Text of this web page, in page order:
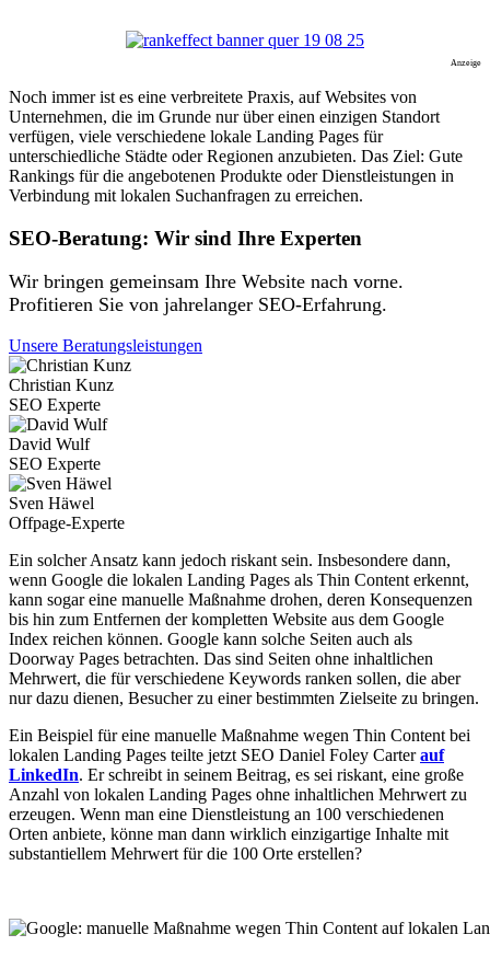
Anzeige
Noch immer ist es eine verbreitete Praxis, auf Websites von
Unternehmen, die im Grunde nur über einen einzigen Standort
verfügen, viele verschiedene lokale Landing Pages für
unterschiedliche Städte oder Regionen anzubieten. Das Ziel: Gute
Rankings für die angebotenen Produkte oder Dienstleistungen in
Verbindung mit lokalen Suchanfragen zu erreichen.
SEO-Beratung: Wir sind Ihre Experten
Wir bringen gemeinsam Ihre Website nach vorne.
Profitieren Sie von jahrelanger SEO-Erfahrung.
Unsere Beratungsleistungen
Christian Kunz
SEO Experte
David Wulf
SEO Experte
Sven Häwel
Offpage-Experte
Ein solcher Ansatz kann jedoch riskant sein. Insbesondere dann,
wenn Google die lokalen Landing Pages als Thin Content erkennt,
kann sogar eine manuelle Maßnahme drohen, deren Konsequenzen
bis hin zum Entfernen der kompletten Website aus dem Google
Index reichen können. Google kann solche Seiten auch als
Doorway Pages betrachten. Das sind Seiten ohne inhaltlichen
Mehrwert, die für verschiedene Keywords ranken sollen, die aber
nur dazu dienen, Besucher zu einer bestimmten Zielseite zu bringen.
Ein Beispiel für eine manuelle Maßnahme wegen Thin Content bei
lokalen Landing Pages teilte jetzt SEO Daniel Foley Carterauf
LinkedIn. Er schreibt in seinem Beitrag, es sei riskant, eine große
Anzahl von lokalen Landing Pages ohne inhaltlichen Mehrwert zu
erzeugen. Wenn man eine Dienstleistung an 100 verschiedenen
Orten anbiete, könne man dann wirklich einzigartige Inhalte mit
substantiellem Mehrwert für die 100 Orte erstellen?